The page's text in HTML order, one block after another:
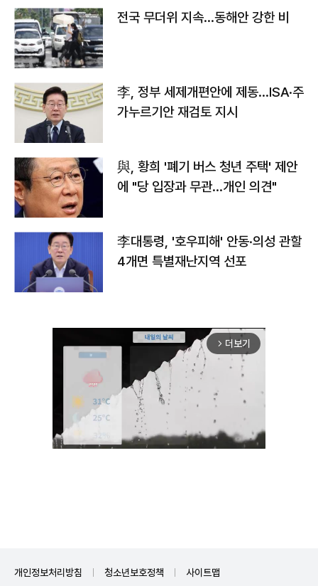
전국 무더위 지속…동해안 강한 비
李, 정부 세제개편안에 제동…ISA·주
가누르기안 재검토 지시
與, 황희 '폐기 버스 청년 주택' 제안
에 "당 입장과 무관…개인 의견"
李대통령, '호우피해' 안동·의성 관할
4개면 특별재난지역 선포
arrow_forward_ios 더보기
개인정보처리방침 청소년보호정책 사이트맵